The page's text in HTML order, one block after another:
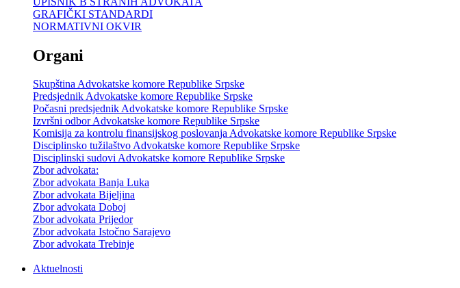
GRAFIČKI STANDARDI
NORMATIVNI OKVIR
Organi
Skupština Advokatske komore Republike Srpske
Predsjednik Advokatske komore Republike Srpske
Počasni predsjednik Advokatske komore Republike Srpske
Izvršni odbor Advokatske komore Republike Srpske
Komisija za kontrolu finansijskog poslovanja Advokatske komore Republike Srpske
Disciplinsko tužilaštvo Advokatske komore Republike Srpske
Disciplinski sudovi Advokatske komore Republike Srpske
Zbor advokata:
Zbor advokata Banja Luka
Zbor advokata Bijeljina
Zbor advokata Doboj
Zbor advokata Prijedor
Zbor advokata Istočno Sarajevo
Zbor advokata Trebinje
Aktuelnosti